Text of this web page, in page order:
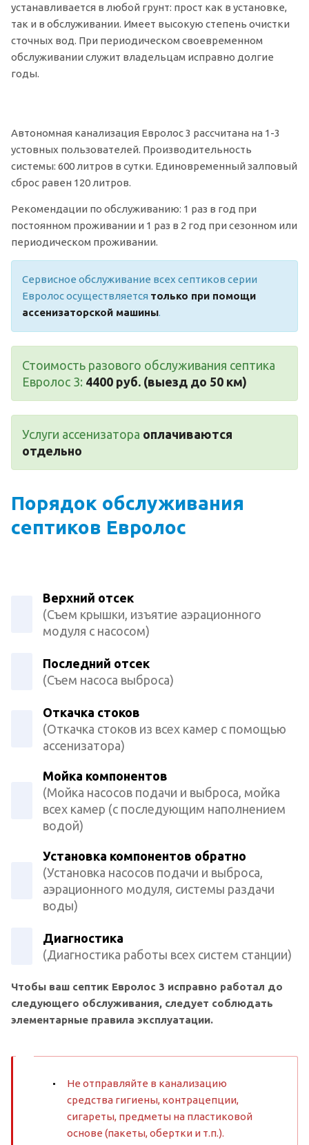
устанавливается в любой грунт: прост как в установке,
так и в обслуживании. Имеет высокую степень очистки
сточных вод. При периодическом своевременном
обслуживании служит владельцам исправно долгие
годы.
Автономная канализация Евролос 3 рассчитана на 1-3
устовных пользователей. Производительность
системы: 600 литров в сутки. Единовременный залповый
сброс равен 120 литров.
Рекомендации по обслуживанию: 1 раз в год при
постоянном проживании и 1 раз в 2 год при сезонном или
периодическом проживании.
Сервисное обслуживание всех септиков серии
Евролос осуществляется только при помощи
ассенизаторской машины.
Стоимость разового обслуживания септика
Евролос 3: 4400 руб. (выезд до 50 км)
Услуги ассенизатора оплачиваются
отдельно
Порядок обслуживания
септиков Евролос
Верхний отсек
(Съем крышки, изъятие аэрационного
модуля с насосом)
Последний отсек
(Съем насоса выброса)
Откачка стоков
(Откачка стоков из всех камер с помощью
ассенизатора)
Мойка компонентов
(Мойка насосов подачи и выброса, мойка
всех камер (с последующим наполнением
водой)
Установка компонентов обратно
(Установка насосов подачи и выброса,
аэрационного модуля, системы раздачи
воды)
Диагностика
(Диагностика работы всех систем станции)
Чтобы ваш септик Евролос 3 исправно работал до
следующего обслуживания, следует соблюдать
элементарные правила эксплуатации.
Не отправляйте в канализацию
средства гигиены, контрацепции,
сигареты, предметы на пластиковой
основе (пакеты, обертки и т.п.).